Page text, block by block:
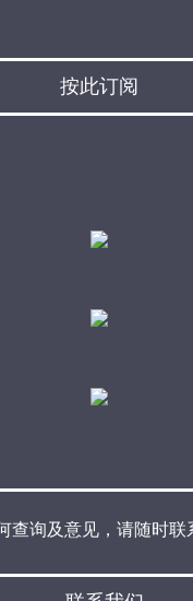
按此订阅
查询及意见，请随时联